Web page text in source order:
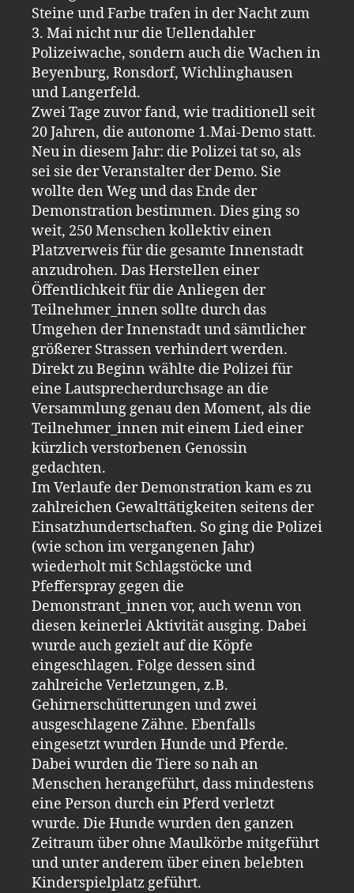
Steine und Farbe trafen in der Nacht zum
3. Mai nicht nur die Uellendahler
Polizeiwache, sondern auch die Wachen in
Beyenburg, Ronsdorf, Wichlinghausen
und Langerfeld.
Zwei Tage zuvor fand, wie traditionell seit
20 Jahren, die autonome 1.Mai-Demo statt.
Neu in diesem Jahr: die Polizei tat so, als
sei sie der Veranstalter der Demo. Sie
wollte den Weg und das Ende der
Demonstration bestimmen. Dies ging so
weit, 250 Menschen kollektiv einen
Platzverweis für die gesamte Innenstadt
anzudrohen. Das Herstellen einer
Öffentlichkeit für die Anliegen der
Teilnehmer_innen sollte durch das
Umgehen der Innenstadt und sämtlicher
größerer Strassen verhindert werden.
Direkt zu Beginn wählte die Polizei für
eine Lautsprecherdurchsage an die
Versammlung genau den Moment, als die
Teilnehmer_innen mit einem Lied einer
kürzlich verstorbenen Genossin
gedachten.
Im Verlaufe der Demonstration kam es zu
zahlreichen Gewalttätigkeiten seitens der
Einsatzhundertschaften. So ging die Polizei
(wie schon im vergangenen Jahr)
wiederholt mit Schlagstöcke und
Pfefferspray gegen die
Demonstrant_innen vor, auch wenn von
diesen keinerlei Aktivität ausging. Dabei
wurde auch gezielt auf die Köpfe
eingeschlagen. Folge dessen sind
zahlreiche Verletzungen, z.B.
Gehirnerschütterungen und zwei
ausgeschlagene Zähne. Ebenfalls
eingesetzt wurden Hunde und Pferde.
Dabei wurden die Tiere so nah an
Menschen herangeführt, dass mindestens
eine Person durch ein Pferd verletzt
wurde. Die Hunde wurden den ganzen
Zeitraum über ohne Maulkörbe mitgeführt
und unter anderem über einen belebten
Kinderspielplatz geführt.